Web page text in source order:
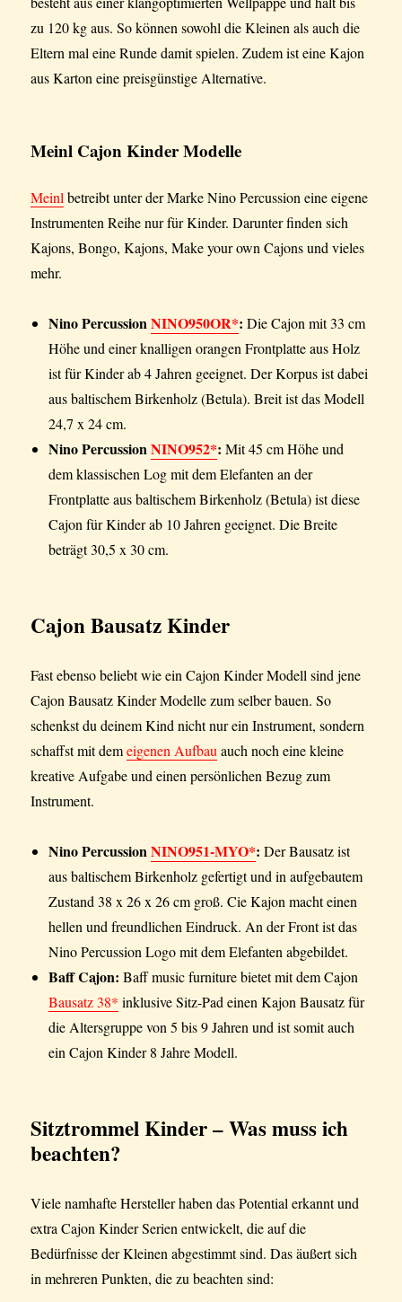
zu 120 kg aus. So können sowohl die Kleinen als auch die
Eltern mal eine Runde damit spielen. Zudem ist eine Kajon
aus Karton eine preisgünstige Alternative.
Meinl Cajon Kinder Modelle
Meinlbetreibt unter der Marke Nino Percussion eine eigene
Instrumenten Reihe nur für Kinder. Darunter finden sich
Kajons, Bongo, Kajons, Make your own Cajons und vieles
mehr.
Nino PercussionNINO950OR*: Die Cajon mit 33 cm
Höhe und einer knalligen orangen Frontplatte aus Holz
ist für Kinder ab 4 Jahren geeignet. Der Korpus ist dabei
aus baltischem Birkenholz (Betula). Breit ist das Modell
24,7 x 24 cm.
Nino PercussionNINO952*: Mit 45 cm Höhe und
dem klassischen Log mit dem Elefanten an der
Frontplatte aus baltischem Birkenholz (Betula) ist diese
Cajon für Kinder ab 10 Jahren geeignet. Die Breite
beträgt 30,5 x 30 cm.
Cajon Bausatz Kinder
Fast ebenso beliebt wie ein Cajon Kinder Modell sind jene
Cajon Bausatz Kinder Modelle zum selber bauen. So
schenkst du deinem Kind nicht nur ein Instrument, sondern
schaffst mit demeigenen Aufbauauch noch eine kleine
kreative Aufgabe und einen persönlichen Bezug zum
Instrument.
Nino PercussionNINO951-MYO*: Der Bausatz ist
aus baltischem Birkenholz gefertigt und in aufgebautem
Zustand 38 x 26 x 26 cm groß. Cie Kajon macht einen
hellen und freundlichen Eindruck. An der Front ist das
Nino Percussion Logo mit dem Elefanten abgebildet.
Baff Cajon:Baff music furniture bietet mit dem Cajon
Bausatz 38* inklusive Sitz-Pad einen Kajon Bausatz für
die Altersgruppe von 5 bis 9 Jahren und ist somit auch
ein Cajon Kinder 8 Jahre Modell.
Sitztrommel Kinder – Was muss ich
beachten?
Viele namhafte Hersteller haben das Potential erkannt und
extra Cajon Kinder Serien entwickelt, die auf die
Bedürfnisse der Kleinen abgestimmt sind. Das äußert sich
in mehreren Punkten, die zu beachten sind: